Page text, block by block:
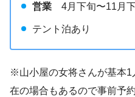
営業 4月下旬〜11月
テント泊あり
※山小屋の女将さんが基本1
在の場合もあるので事前予